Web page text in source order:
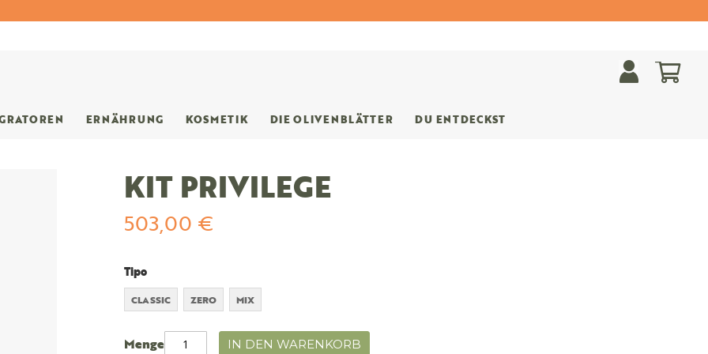
ERNÄHRUNG KOSMETIK DIE OLIVENBLÄTTER DU ENTDECKST
KIT PRIVILEGE
503,00 €
Tipo
CLASSIC ZERO MIX
Menge IN DEN WARENKORB